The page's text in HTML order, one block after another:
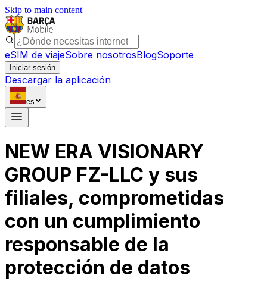
Skip to main content
eSIM de viajeSobre nosotrosBlogSoporte
Iniciar sesión
Descargar la aplicación
es
NEW ERA VISIONARY
GROUP FZ-LLC y sus
filiales, comprometidas
con un cumplimiento
responsable de la
protección de datos